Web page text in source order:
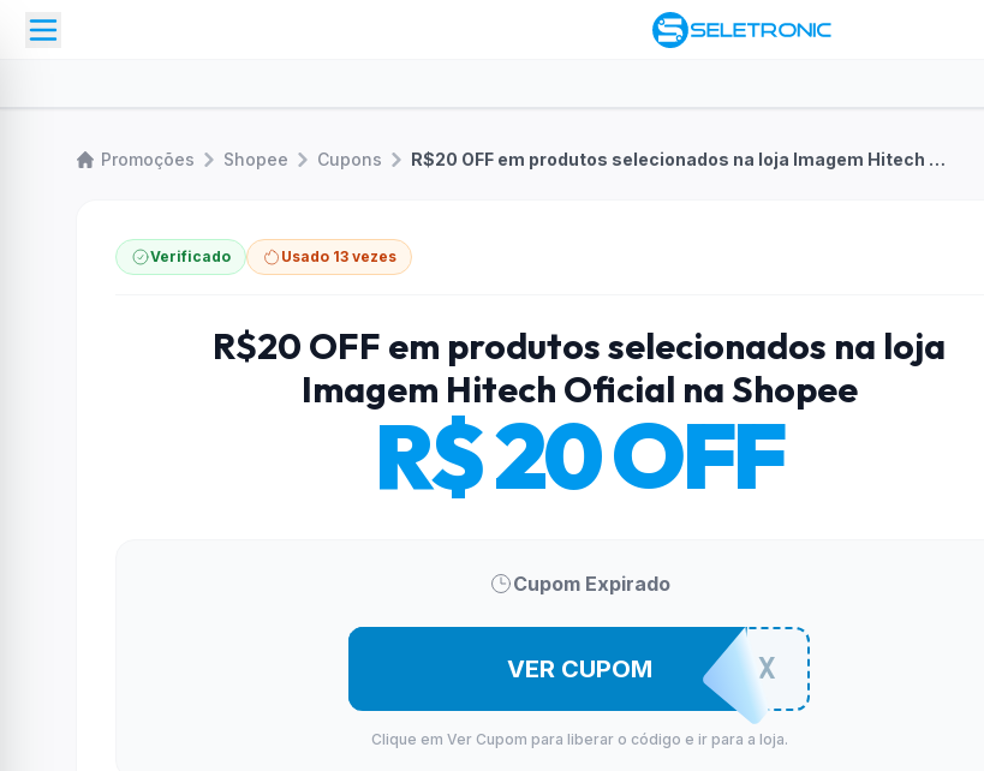
Promoções Shopee Cupons R$20 OFF em produtos selecionados na loja Imagem Hitech Oficial na Shopee
Verificado Usado 13 vezes
R$20 OFF em produtos selecionados na loja
Imagem Hitech Oficial na Shopee
R$ 20 OFF
Cupom Expirado
IMAGXBOX
VER CUPOM
Clique em Ver Cupom para liberar o código e ir para a loja.